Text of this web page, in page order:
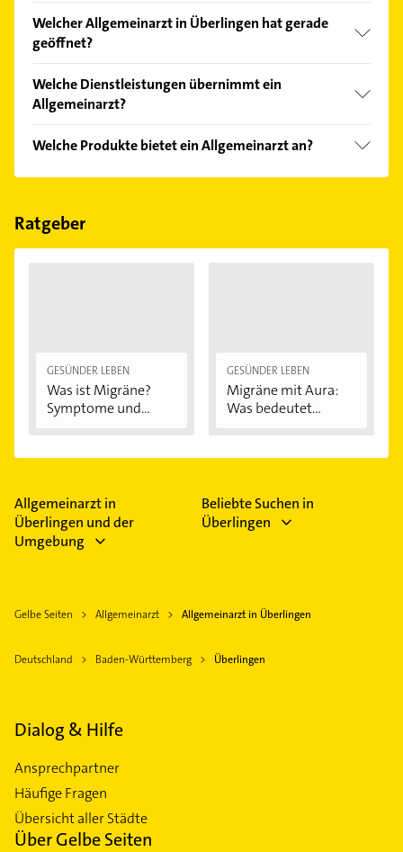
Vergleichen Sie alle Anbieter anhand echter
Kundenmeinungen und profitieren Sie von den
Empfehlungen. Die Suchergebnisse können Sie sich
Welcher Allgemeinarzt in Überlingen hat gerade
geöffnet?
Bitte beachten Sie, dass diese an Sonn- und
Feiertagen abweichen können.
Welche Dienstleistungen übernimmt ein
Allgemeinarzt?
Belastungs-EKG, Blutdruckmessung, Diabetes, EKG
und Ernährungsberatung.
Welche Produkte bietet ein Allgemeinarzt an?
Das Angebot umfasst unter anderem Check-Up,
Ratgeber
GESÜNDER LEBEN
Was ist Migräne?
Symptome und...
GESÜNDER LEBEN
Migräne mit Aura:
Was bedeutet...
Allgemeinarzt in
Überlingen und der
Umgebung
Beliebte Suchen in
Überlingen
Gelbe Seiten Allgemeinarzt Allgemeinarzt in Überlingen
Deutschland Baden-Württemberg Überlingen
Dialog & Hilfe
Ansprechpartner
Häufige Fragen
Übersicht aller Städte
Über Gelbe Seiten